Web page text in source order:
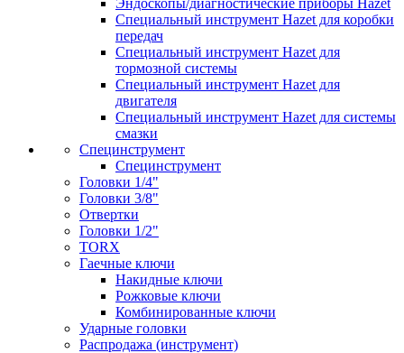
Эндоскопы/диагностические приборы Hazet
Специальный инструмент Hazet для коробки
передач
Специальный инструмент Hazet для
тормозной системы
Специальный инструмент Hazet для
двигателя
Специальный инструмент Hazet для системы
смазки
Специнструмент
Специнструмент
Головки 1/4"
Головки 3/8"
Отвертки
Головки 1/2"
TORX
Гаечные ключи
Накидные ключи
Рожковые ключи
Комбинированные ключи
Ударные головки
Распродажа (инструмент)